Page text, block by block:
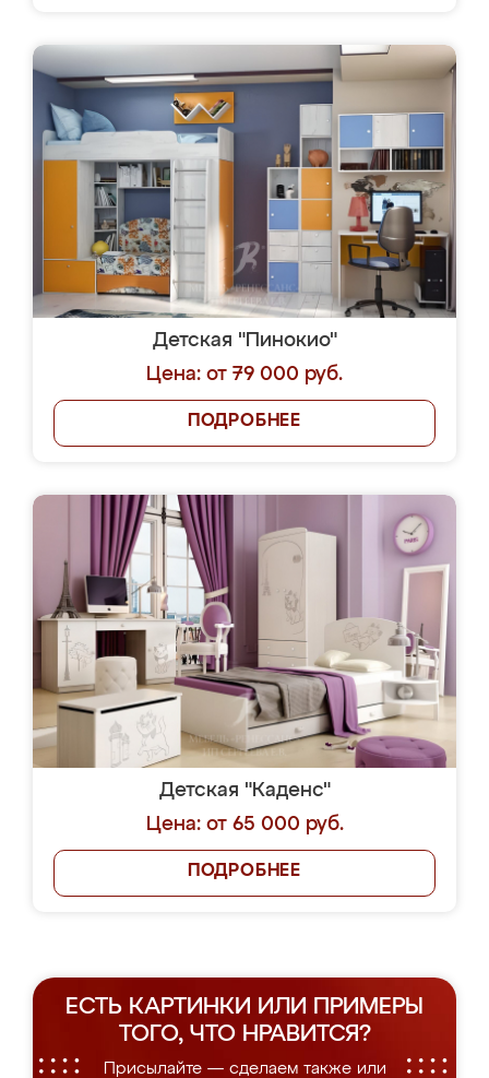
Детская "Пинокио"
Цена: от 79 000 руб.
ПОДРОБНЕЕ
Детская "Каденс"
Цена: от 65 000 руб.
ПОДРОБНЕЕ
ЕСТЬ КАРТИНКИ ИЛИ ПРИМЕРЫ
ТОГО, ЧТО НРАВИТСЯ?
Присылайте — сделаем также или